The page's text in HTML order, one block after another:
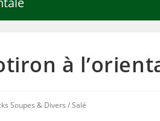
à
Soupes & Divers /Salé